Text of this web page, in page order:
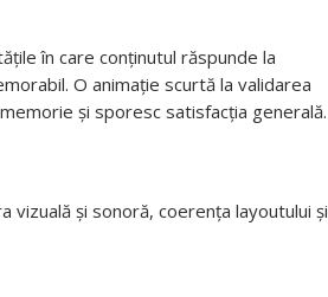
în care conținutul răspunde la
O animație scurtă la validarea
și sporesc satisfacția generală.
și sonoră, coerența layoutului și